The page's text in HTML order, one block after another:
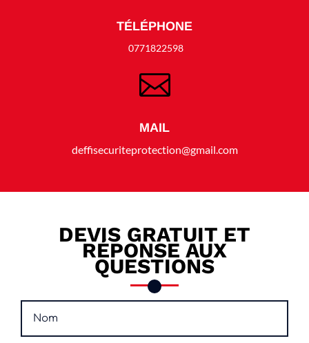
TÉLÉPHONE
0771822598

MAIL
deffisecuriteprotection@gmail.com
DEVIS GRATUIT ET
RÉPONSE AUX
QUESTIONS